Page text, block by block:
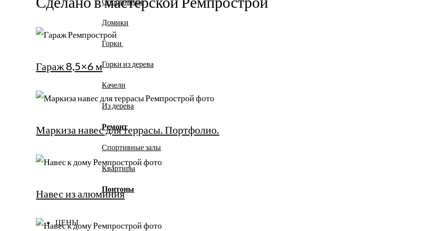
Домики
Горки
Горки из дерева
Качели
Из дерева
Ремонт
Спортивные залы
Квартиры
Понтоны
ЦЕНЫ
Гараж 8,5×6 м
Маркиза навес для террасы. Портфолио.
Навес из алюминия